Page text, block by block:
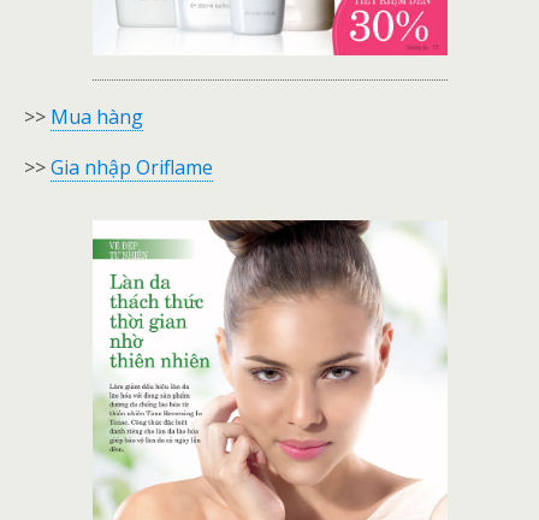
>> Mua hàng
>>Gia nhập Oriflame